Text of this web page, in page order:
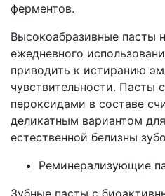
ферментов.
Высокоабразивные пасты
ежедневного
приводить к истиранию
чувствительности. Пасты
пероксидами в составе
деликатным вариантом
естественной белизны
Реминерализующие
Зубные пасты с